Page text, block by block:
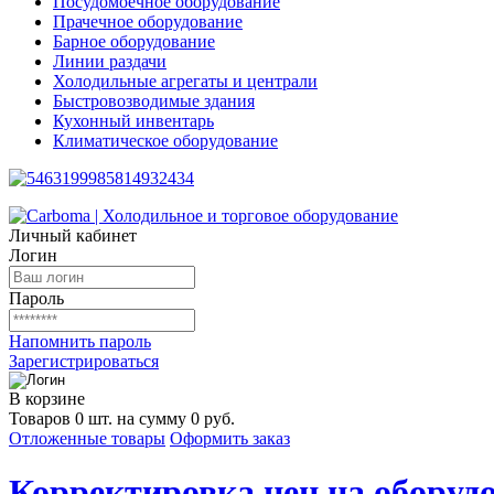
Прачечное оборудование
Барное оборудование
Линии раздачи
Холодильные агрегаты и централи
Быстровозводимые здания
Кухонный инвентарь
Климатическое оборудование
Личный кабинет
Логин
Пароль
Напомнить пароль
Зарегистрироваться
В корзине
Товаров 0 шт. на сумму 0 руб.
Отложенные товары Оформить заказ